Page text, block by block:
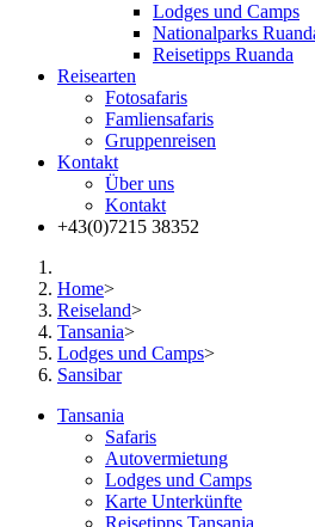
Lodges und Camps
Nationalparks
Reisetipps Ruanda
Reisearten
Fotosafaris
Famliensafaris
Gruppenreisen
Kontakt
Über uns
Kontakt
+43(0)7215 38352
Home>
Reiseland>
Tansania>
Lodges und Camps>
Sansibar
Tansania
Safaris
Autovermietung
Lodges und Camps
Karte Unterkünfte
Reisetipps Tansania